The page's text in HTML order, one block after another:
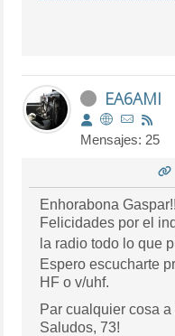
EA6AMI
Mensajes: 25
Enhorabona
Felicidades por el
la radio todo lo que
Espero escucharte
HF o v/uhf.
Par cualquier cosa
Saludos, 73!